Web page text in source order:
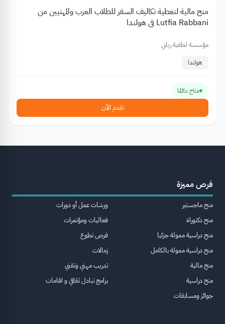
منح مالية لتغطية تكاليف السفر للطلاب العرب والمهنيين من
Lutfia Rabbani في هولندا
مؤسسة لطفية رباني
هولندا
متاح دائمًا
تقدم الآن
فرص مميزة
منح ماجستير
منح دكتوراة
منح دراسية ممولة جزئيا
منح دراسية ممولة بالكامل
منح مالية
منح دراسية
جوائز ومسابقات
ورشات عمل أو دورات
فعاليات ومؤتمرات
فرص تطوع
زمالات
تدريب مهني وتقني
برامج تبادل ثقافي و اقامات